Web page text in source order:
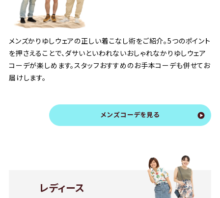
メンズかりゆしウェアの正しい着こなし術をご紹介。5つのポイント
を押さえることで、ダサいといわれないおしゃれなかりゆしウェア
コーデが楽しめます。スタッフおすすめのお手本コーデも併せてお
届けします。
メンズコーデを見る
レディース